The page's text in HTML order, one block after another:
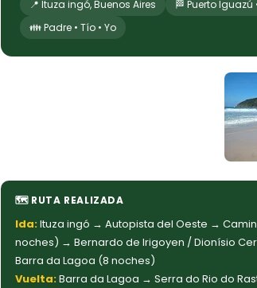
📍 Ituza ingó, Buenos Aires 🏁 Puerto Iguazú
👪 Padre • Tío • Yo
🗺 RUTA REALIZADA
Ida:Ituza ingó → Autopista del Oeste →
noches) → Bernardo de Irigoyen / Dionísio
Barra da Lagoa (8 noches)
Vuelta:Barra da Lagoa → Serra do Rio do